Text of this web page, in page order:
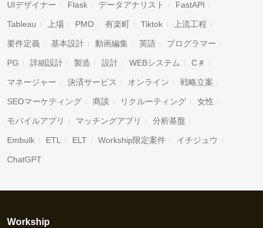
UIデザイナー Flask データアナリスト FastAPI
Tableau 上場 PMO 有楽町 Tiktok 上流工程
要件定義 基本設計 動画編集 英語 プログラマー
PG 詳細設計 製造 設計 WEBシステム C＃
マネージャー 決済サービス オンライン 戦略立案
SEOマーケティング 商談 リクルーティング 女性
モバイルアプリ マッチングアプリ 分析基盤
Embulk ETL ELT Workship限定案件 イチジュウ
ChatGPT
Workship